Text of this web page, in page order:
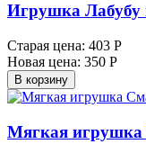
Игрушка Лабубу
Старая цена: 403 Р
Новая цена: 350 Р
В корзину
Мягкая